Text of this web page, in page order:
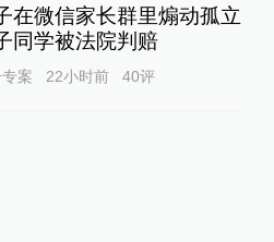
在微信家长群里煽动孤立
同学被法院判赔
案 22小时前 40评